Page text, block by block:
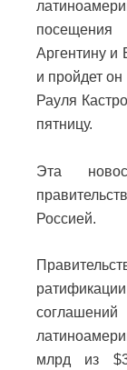
посещения
Аргентину и
и пройдет
Рауля
пятницу.
Эта
Россией.
млрд из